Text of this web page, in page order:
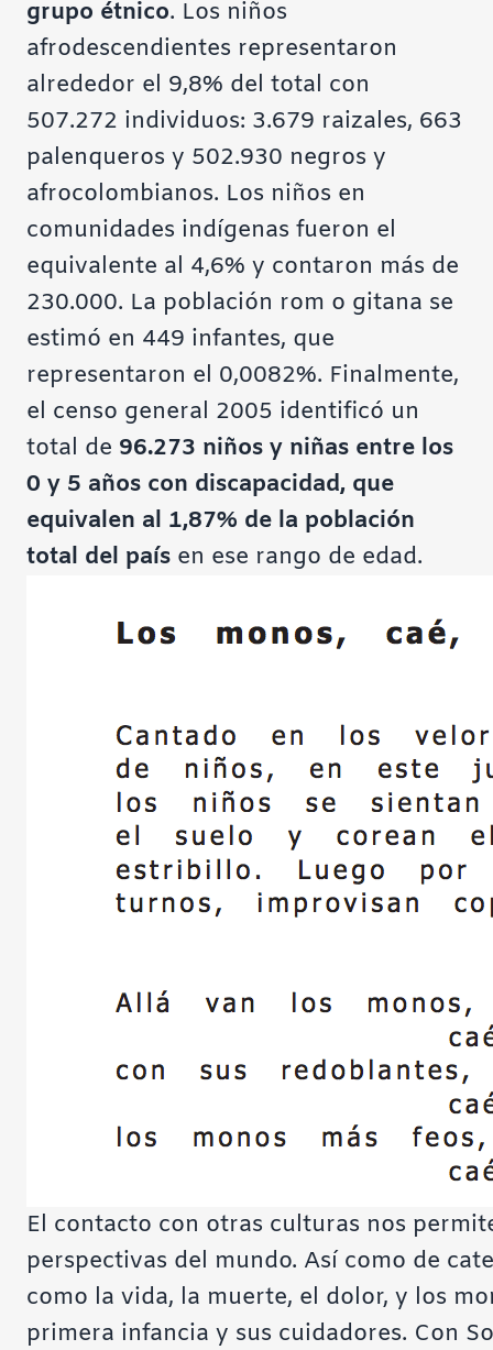
grupo étnico. Los niños
afrodescendientes representaron
alrededor el 9,8% del total con
507.272 individuos: 3.679 raizales, 663
palenqueros y 502.930 negros y
afrocolombianos. Los niños en
comunidades indígenas fueron el
equivalente al 4,6% y contaron más de
230.000. La población rom o gitana se
estimó en 449 infantes, que
representaron el 0,0082%. Finalmente,
el censo general 2005 identificó un
total de 96.273 niños y niñas entre los
0 y 5 años con discapacidad, que
equivalen al 1,87% de la población
total del país en ese rango de edad.
El contacto con otras culturas nos
perspectivas del mundo. Así como de
como la vida, la muerte, el dolor, y los
primera infancia y sus cuidadores. Con